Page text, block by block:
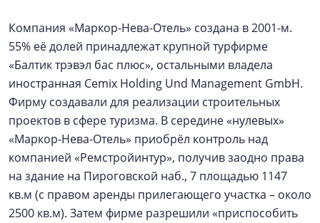
Компания «Маркор-Нева-Отель» создана в 2001-м.
55% её долей принадлежат крупной турфирме
«Балтик трэвэл бас плюс», остальными владела
иностранная Cemix Holding Und Management GmbH.
Фирму создавали для реализации строительных
проектов в сфере туризма. В середине «нулевых»
«Маркор-Нева-Отель» приобрёл контроль над
компанией «Ремстройинтур», получив заодно права
на здание на Пироговской наб., 7 площадью 1147
кв.м (с правом аренды прилегающего участка – около
2500 кв.м). Затем фирме разрешили «приспособить